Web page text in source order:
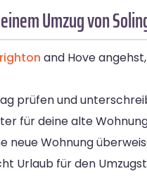
Umzug von
and Hove
prüfen und
für deine alte
neue Wohnung
Urlaub für den